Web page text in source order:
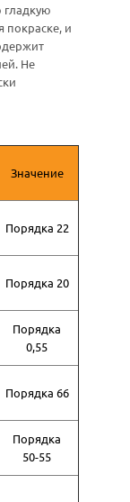
покраске, и
Не
Значение
Порядка 22
Порядка 20
Порядка
0,55
Порядка 66
Порядка
50-55